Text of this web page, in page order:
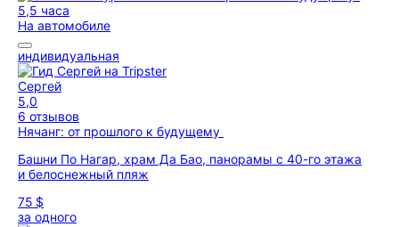
5,5 часа
На автомобиле
индивидуальная
Сергей
5,0
6 отзывов
Нячанг: от прошлого к будущему
Башни По Нагар, храм Да Бао, панорамы с 40-го этажа
и белоснежный пляж
75 $
за одного